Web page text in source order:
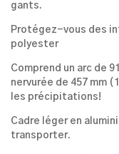
gants.
Protégez-vous des
polyester
Comprend un arc de
nervurée de 457 mm
les précipitations!
Cadre léger en
transporter.